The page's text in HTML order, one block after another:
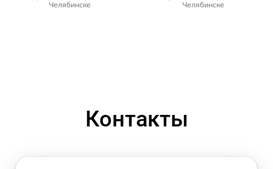
Челябинске
Челябинске
Контакты